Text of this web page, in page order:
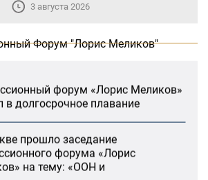
3 августа 2026
Форум "Лорис Меликов"
в долгосрочное плавание
прошло заседание
форума «Лорис
на тему: «ООН и
геноцидов»